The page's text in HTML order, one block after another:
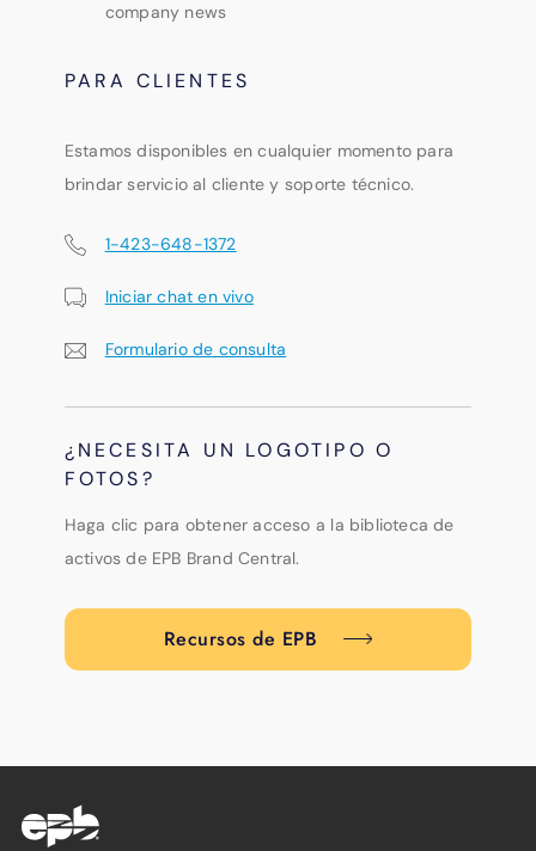
company news
PARA CLIENTES
Estamos disponibles en cualquier momento para
brindar servicio al cliente y soporte técnico.
1-423-648-1372
Iniciar chat en vivo
Formulario de consulta
¿NECESITA UN LOGOTIPO O
FOTOS?
Haga clic para obtener acceso a la biblioteca de
activos de EPB Brand Central.
Recursos de EPB